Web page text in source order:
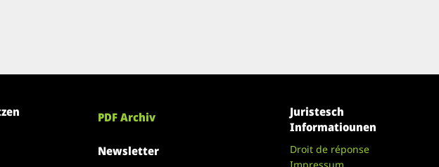
PDF Archiv
Newsletter
Juristesch
Informatiounen
Droit de réponse